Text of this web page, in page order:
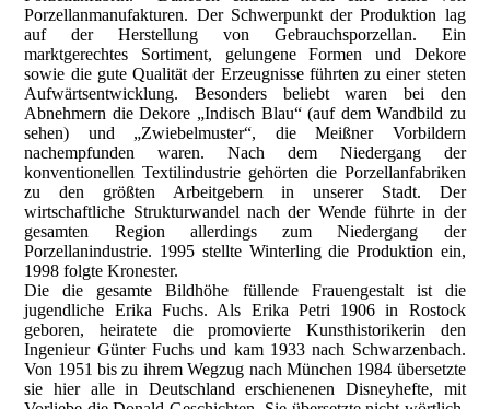
Porzellanmanufakturen. Der Schwerpunkt der Produktion lag
auf der Herstellung von Gebrauchsporzellan. Ein
marktgerechtes Sortiment, gelungene Formen und Dekore
sowie die gute Qualität der Erzeugnisse führten zu einer steten
Aufwärtsentwicklung. Besonders beliebt waren bei den
Abnehmern die Dekore „Indisch Blau“ (auf dem Wandbild zu
sehen) und „Zwiebelmuster“, die Meißner Vorbildern
nachempfunden waren. Nach dem Niedergang der
konventionellen Textilindustrie gehörten die Porzellanfabriken
zu den größten Arbeitgebern in unserer Stadt. Der
wirtschaftliche Strukturwandel nach der Wende führte in der
gesamten Region allerdings zum Niedergang der
Porzellanindustrie. 1995 stellte Winterling die Produktion ein,
1998 folgte Kronester.
Die die gesamte Bildhöhe füllende Frauengestalt ist die
jugendliche Erika Fuchs. Als Erika Petri 1906 in Rostock
geboren, heiratete die promovierte Kunsthistorikerin den
Ingenieur Günter Fuchs und kam 1933 nach Schwarzenbach.
Von 1951 bis zu ihrem Wegzug nach München 1984 übersetzte
sie hier alle in Deutschland erschienenen Disneyhefte, mit